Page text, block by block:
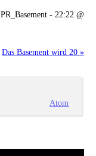
PR_Basement - 22:22 @
Das Basement wird 20 »
Atom